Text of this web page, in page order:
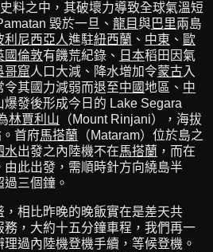
料之中，其破壞力導致全球氣溫短
毀於一旦、 龍目 與巴里兩島
利尼西亞人進駐紐西蘭 、 中東 、 歐
國倫敦有饑荒紀錄、 日本稻田因氣
哥窟人口大減、降水增加令蒙古 入
令其國力減弱而退至中國地區、 中
發後形成今日的 Lake Segara
林賈利山 （Mount Rinjani），海拔
首府馬搭蘭 （Mataram）位於島之
水出發之內陸機不在馬搭蘭 ，而在
由此出發，需順時針方向繞島半
三個鐘。
相比昨晚的晚飯實在是差天共
，大約十五分鐘車程，我們再一
理過內陸機登機手續，等候登機。